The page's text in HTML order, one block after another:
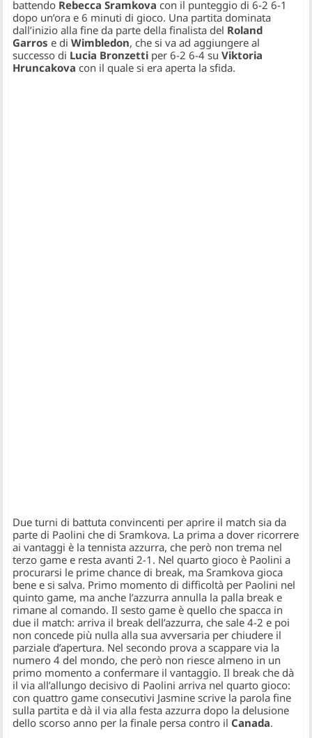
battendo Rebecca Sramkova con il punteggio di 6-2 6-1
dopo un’ora e 6 minuti di gioco. Una partita dominata
dall’inizio alla fine da parte della finalista del Roland
Garros e diWimbledon, che si va ad aggiungere al
successo di Lucia Bronzetti per 6-2 6-4 suViktoria
Hruncakova con il quale si era aperta la sfida.
Due turni di battuta convincenti per aprire il match sia da
parte di Paolini che di Sramkova. La prima a dover ricorrere
ai vantaggi è la tennista azzurra, che però non trema nel
terzo game e resta avanti 2-1. Nel quarto gioco è Paolini a
procurarsi le prime chance di break, ma Sramkova gioca
bene e si salva. Primo momento di difficoltà per Paolini nel
quinto game, ma anche l’azzurra annulla la palla break e
rimane al comando. Il sesto game è quello che spacca in
due il match: arriva il break dell’azzurra, che sale 4-2 e poi
non concede più nulla alla sua avversaria per chiudere il
parziale d’apertura. Nel secondo prova a scappare via la
numero 4 del mondo, che però non riesce almeno in un
primo momento a confermare il vantaggio. Il break che dà
il via all’allungo decisivo di Paolini arriva nel quarto gioco:
con quattro game consecutivi Jasmine scrive la parola fine
sulla partita e dà il via alla festa azzurra dopo la delusione
dello scorso anno per la finale persa contro ilCanada.